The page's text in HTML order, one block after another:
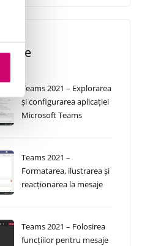
Teams 2021 – Explorarea
și configurarea aplicației
Microsoft Teams
Teams 2021 –
Formatarea, ilustrarea și
reacționarea la mesaje
Teams 2021 – Folosirea
funcțiilor pentru mesaje